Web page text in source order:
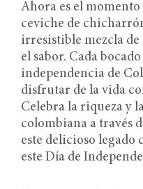
Ahora es el
ceviche de
irresistible mezcla de
el sabor. Cada
independencia de
disfrutar de la vida
Celebra la riqueza y
colombiana a través
este delicioso legado
este Día de